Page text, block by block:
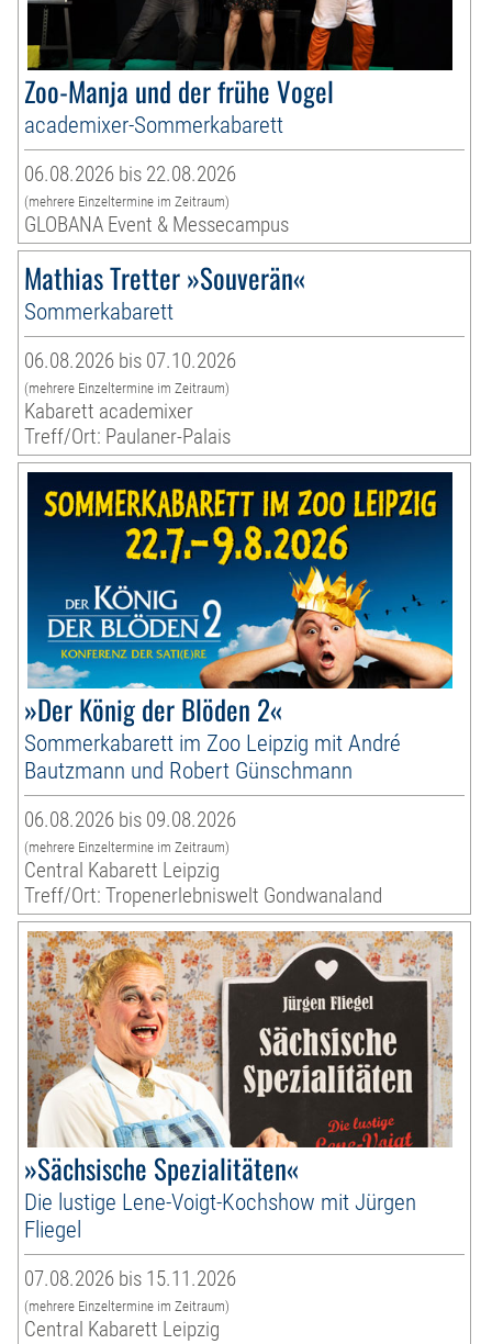
Zoo-Manja und der frühe Vogel
academixer-Sommerkabarett
06.08.2026 bis 22.08.2026
(mehrere Einzeltermine im Zeitraum)
GLOBANA Event & Messecampus
Mathias Tretter »Souverän«
Sommerkabarett
06.08.2026 bis 07.10.2026
(mehrere Einzeltermine im Zeitraum)
Kabarett academixer
Treff/Ort: Paulaner-Palais
»Der König der Blöden 2«
Sommerkabarett im Zoo Leipzig mit André
Bautzmann und Robert Günschmann
06.08.2026 bis 09.08.2026
(mehrere Einzeltermine im Zeitraum)
Central Kabarett Leipzig
Treff/Ort: Tropenerlebniswelt Gondwanaland
»Sächsische Spezialitäten«
Die lustige Lene-Voigt-Kochshow mit Jürgen
Fliegel
07.08.2026 bis 15.11.2026
(mehrere Einzeltermine im Zeitraum)
Central Kabarett Leipzig